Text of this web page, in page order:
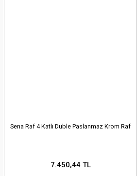
Sena Raf 4 Katlı Duble Paslanmaz Krom Raf
7.450,44 TL